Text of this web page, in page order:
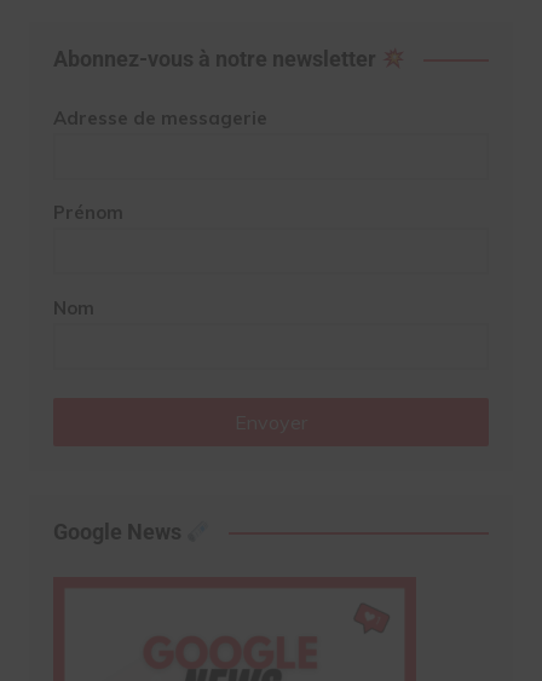
Abonnez-vous à notre newsletter
Adresse de messagerie
Prénom
Nom
Google News